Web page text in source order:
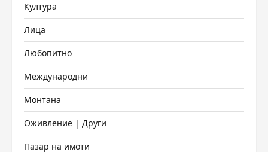
Култура
Лица
Любопитно
Международни
Монтана
Оживление | Други
Пазар на имоти